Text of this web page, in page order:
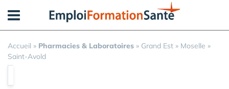
Accueil » Pharmacies & Laboratoires » Grand Est » Moselle »
Saint-Avold